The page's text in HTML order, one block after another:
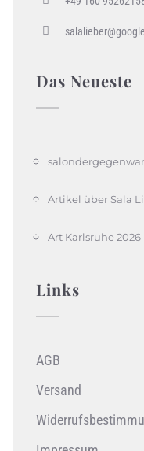
Das Neueste
Artikel über Sala
Art Karlsruhe 2026
Links
AGB
Versand